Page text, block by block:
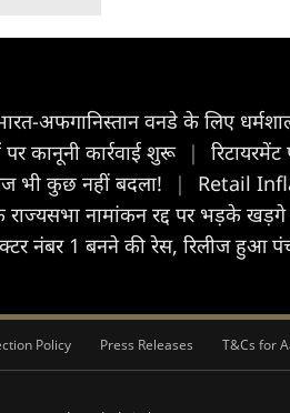
अफगानिस्तान वनडे के लिए
कानूनी कार्रवाई शुरू |
भी कुछ नहीं बदला! |
Retail
राज्यसभा नामांकन रद्द पर भड़के खड़गे
नंबर 1 बनने की रेस, रिलीज हुआ
Policy Press Releases T&Cs for